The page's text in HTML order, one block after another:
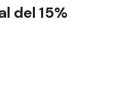
del 15%